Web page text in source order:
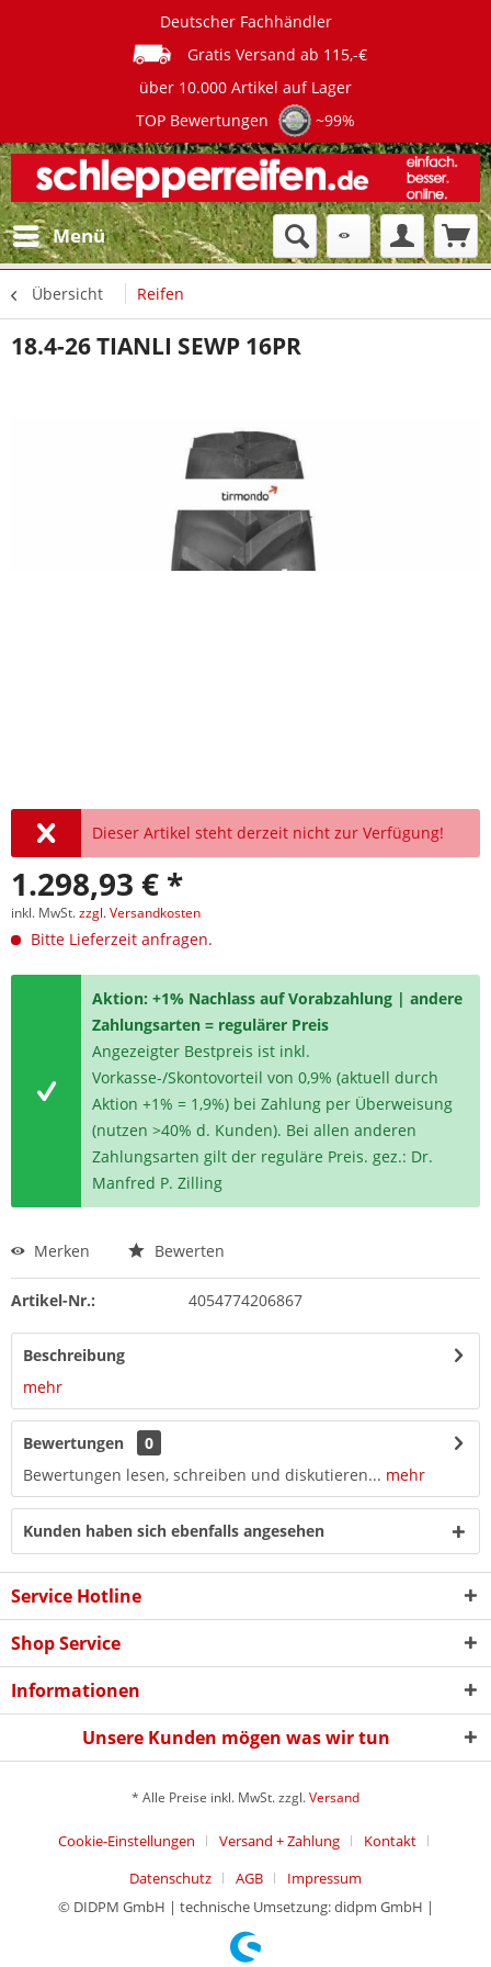
Deutscher Fachhändler
Gratis Versand ab 115,-€
über 10.000 Artikel auf Lager
TOP Bewertungen
~99%
Menü
Übersicht Reifen
18.4-26 TIANLI SEWP 16PR
Dieser Artikel steht derzeit nicht zur Verfügung!
1.298,93 € *
inkl. MwSt.zzgl. Versandkosten
Bitte Lieferzeit anfragen.
Aktion: +1% Nachlass auf Vorabzahlung | andere
Zahlungsarten = regulärer Preis
Angezeigter Bestpreis ist inkl.
Vorkasse-/Skontovorteil von 0,9% (aktuell durch
Aktion +1% = 1,9%) bei Zahlung per Überweisung
(nutzen >40% d. Kunden). Bei allen anderen
Zahlungsarten gilt der reguläre Preis. gez.: Dr.
Manfred P. Zilling
Merken Bewerten
Artikel-Nr.: 4054774206867
Beschreibung
mehr
Bewertungen
0
Bewertungen lesen, schreiben und diskutieren... mehr
Kunden haben sich ebenfalls angesehen
Service Hotline
Shop Service
Informationen
Unsere Kunden mögen was wir tun
* Alle Preise inkl. MwSt. zzgl.Versand
Cookie-Einstellungen Versand + Zahlung
Kontakt
Datenschutz
AGB
Impressum
© DIDPM GmbH | technische Umsetzung: didpm GmbH |